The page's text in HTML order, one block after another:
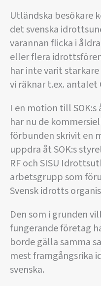
Utländska besökare
det svenska
varannan flicka i
eller flera
har inte varit
vi räknar t.ex. antalet
I en motion till
har nu de
förbunden skrivit en
uppdra åt SOK:s
RF och SISU
arbetsgrupp som
Svensk idrotts
Den som i grunden
fungerande företag
borde gälla samma
mest framgångsrika
svenska.